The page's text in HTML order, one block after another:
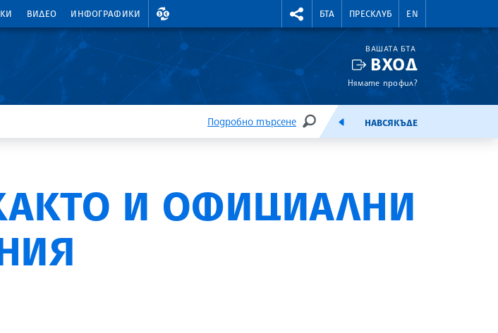
ВИДЕО ИНФОГРАФИКИ
ВАЛУТНИ КУРСОВЕ RIGHTMENU.SOCIAL
БТА ПРЕСКЛУБ EN
ВАШАТА БТА
ВХОД
Нямате профил?
Подробно търсене
ТЪРСЕНЕЕМИСИЯНАВСЯКЪДЕ
И ОФИЦИАЛНИ